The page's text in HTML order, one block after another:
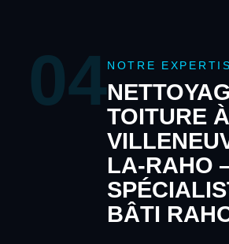
04NOTRE
TOITURE À
LA-RAHO
BÂTI